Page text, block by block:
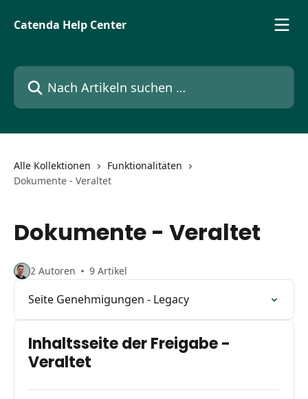
Catenda Help Center
Nach Artikeln suchen …
Alle Kollektionen
Funktionalitäten
Dokumente - Veraltet
Dokumente - Veraltet
2 Autoren 9 Artikel
Seite Genehmigungen - Legacy
Inhaltsseite der Freigabe -
Veraltet